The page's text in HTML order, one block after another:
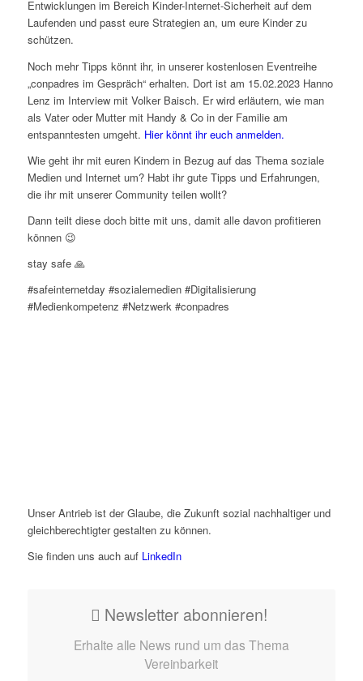
Entwicklungen im Bereich Kinder-Internet-Sicherheit auf dem
Laufenden und passt eure Strategien an, um eure Kinder zu
schützen.
Noch mehr Tipps könnt ihr, in unserer kostenlosen Eventreihe
„conpadres im Gespräch“ erhalten. Dort ist am 15.02.2023 Hanno
Lenz im Interview mit Volker Baisch. Er wird erläutern, wie man
als Vater oder Mutter mit Handy & Co in der Familie am
entspanntesten umgeht. Hier könnt ihr euch anmelden.
Wie geht ihr mit euren Kindern in Bezug auf das Thema soziale
Medien und Internet um? Habt ihr gute Tipps und Erfahrungen,
die ihr mit unserer Community teilen wollt?
Dann teilt diese doch bitte mit uns, damit alle davon profitieren
können 😉
stay safe 🙏
#safeinternetday #sozialemedien #Digitalisierung
#Medienkompetenz #Netzwerk #conpadres
Unser Antrieb ist der Glaube, die Zukunft sozial nachhaltiger und
gleichberechtigter gestalten zu können.
Sie finden uns auch aufLinkedIn
Newsletter abonnieren!
Erhalte alle News rund um das Thema
Vereinbarkeit